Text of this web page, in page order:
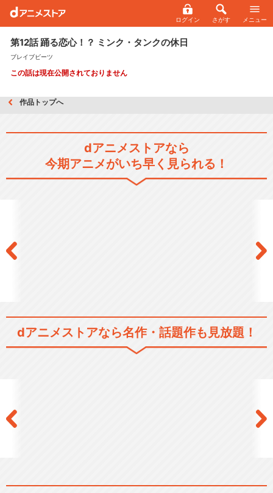
ログイン さがす メニュー
第12話 踊る恋心！？ ミンク・タンクの休日
ブレイブビーツ
この話は現在公開されておりません
作品トップへ
dアニメストアなら
今期アニメがいち早く見られる！
dアニメストアなら名作・話題作も見放題！